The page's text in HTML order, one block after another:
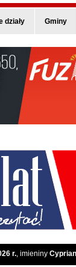
działy Gminy
r., imieniny